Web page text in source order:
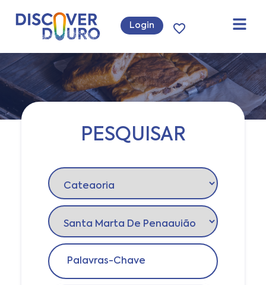
Login
PESQUISAR